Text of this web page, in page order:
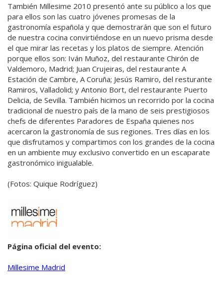
También Millesime 2010 presentó ante su público a los que
para ellos son las cuatro jóvenes promesas de la
gastronomía española y que demostrarán que son el futuro
de nuestra cocina convirtiéndose en un nuevo prisma desde
el que mirar las recetas y los platos de siempre. Atención
porque ellos son: Iván Muñoz, del restaurante Chirón de
Valdemoro, Madrid; Juan Crujeiras, del restaurante A
Estación de Cambre, A Coruña; Jesús Ramiro, del resturante
Ramiros, Valladolid; y Antonio Bort, del restaurante Puerto
Delicia, de Sevilla. También hicimos un recorrido por la cocina
tradicional de nuestro país de la mano de seis prestigiosos
chefs de diferentes Paradores de España quienes nos
acercaron la gastronomía de sus regiones. Tres días en los
que disfrutamos y compartimos con los grandes de la cocina
en un ambiente muy exclusivo convertido en un escaparate
gastronómico inigualable.
(Fotos: Quique Rodríguez)
Página oficial del evento:
Millesime Madrid